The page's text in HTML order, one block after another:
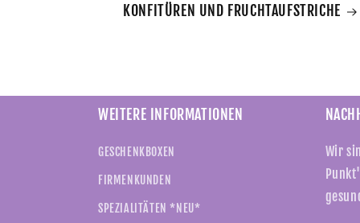
KONFITÜREN UND FRUCHTAUFSTRICHE
WEITERE INFORMATIONEN
GESCHENKBOXEN
FIRMENKUNDEN
SPEZIALITÄTEN *NEU*
Wir